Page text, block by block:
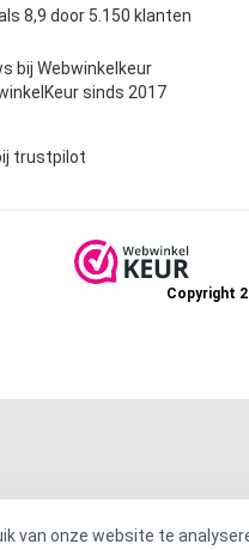
8,9 door 5.150 klanten
bij Webwinkelkeur
sinds 2017
trustpilot
Copyright
van onze website te